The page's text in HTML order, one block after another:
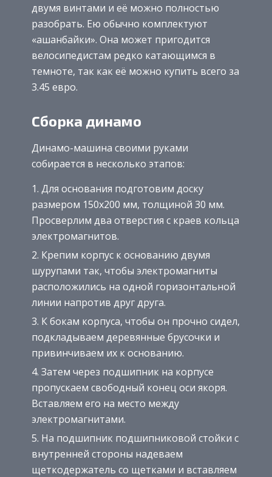
двумя винтами и её можно полностью
разобрать. Ею обычно комплектуют
«ашанбайки». Она может пригодится
велосипедистам редко катающимся в
темноте, так как её можно купить всего за
3.45 евро.
Сборка динамо
Динамо-машина своими руками
собирается в несколько этапов:
Для основания подготовим доску
размером 150х200 мм, толщиной 30 мм.
Просверлим два отверстия с краев кольца
электромагнитов.
Крепим корпус к основанию двумя
шурупами так, чтобы электро­магниты
расположились на одной горизонтальной
линии напротив друг друга.
К бо­кам корпуса, чтобы он прочно сидел,
подкладываем деревянные брусочки и
привинчиваем их к основанию.
Затем через подшипник на корпусе
пропускаем свободный конец оси якоря.
Вставляем его на место между
электромагнитами.
На подшипник подшипниковой стойки с
внутрен­ней стороны надеваем
щеткодержатель со щетками и вставляем